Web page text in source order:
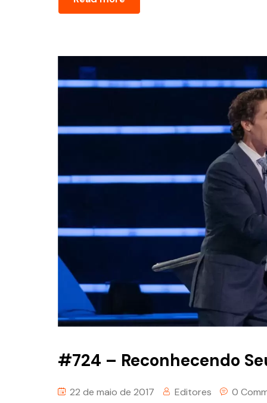
#724 – Reconhecendo
22 de maio de 2017 Editores 0